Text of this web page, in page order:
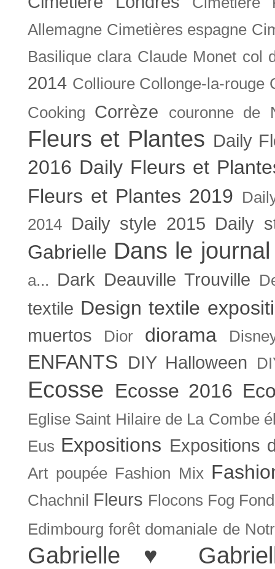
Allemagne Cimetières espagne
Basilique clara Claude Monet col
2014 Collioure Collonge-la-rouge
Cooking
Corrèze couronne de
Fleurs et Plantes Daily
2016 Daily Fleurs et
Fleurs et Plantes 2019
2014
Daily style 2015 Daily
Gabrielle Dans le journal
a... Dark Deauville Trouville
textile Design textile
muertos Dior diorama
ENFANTS DIY Halloween
Ecosse Ecosse 2016
Eglise Saint Hilaire de La Combe
Eus Expositions Expositions
Art poupée Fashion Mix
Chachnil Fleurs Flocons Fog
Edimbourg forêt domaniale de
Gabrielle ♥